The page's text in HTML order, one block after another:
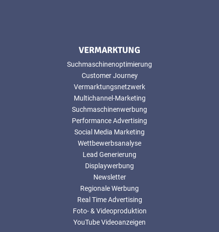
VERMARKTUNG
Suchmaschinenoptimierung
Customer Journey
Vermarktungsnetzwerk
Multichannel-Marketing
Suchmaschinenwerbung
Performance Advertising
Social Media Marketing
Wettbewerbsanalyse
Lead Generierung
Displaywerbung
Newsletter
Regionale Werbung
Real Time Advertising
Foto- & Videoproduktion
YouTube Videoanzeigen